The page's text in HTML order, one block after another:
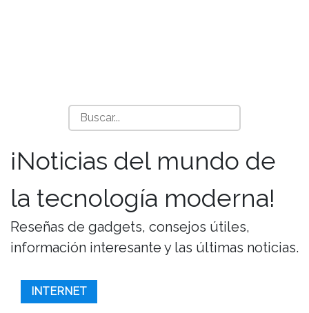
¡Noticias del mundo de
la tecnología moderna!
Reseñas de gadgets, consejos útiles,
información interesante y las últimas noticias.
INTERNET